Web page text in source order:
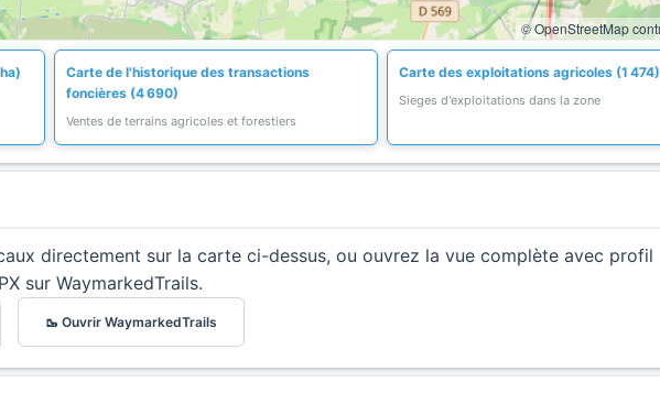
© OpenStreetMap
Carte de l'historique des transactions
foncières (4 690)
Ventes de terrains agricoles et forestiers
Carte des exploitations agricoles (1 474)
Sieges d'exploitations dans la zone
directement sur la carte ci-dessus, ou ouvrez la vue complète avec profil
sur WaymarkedTrails.
🥾 Ouvrir WaymarkedTrails